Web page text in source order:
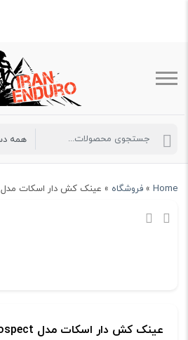
Home
» فروشگاه » عینک کش دار اسکات مدل Prospect
عینک کش دار اسکات مدل Prospect